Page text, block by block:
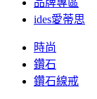
品牌專區
ides愛蒂思
時尚
鑽石
鑽石線戒